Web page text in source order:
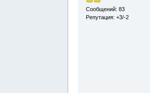
Сообщений: 83
Репутация: +3/-2